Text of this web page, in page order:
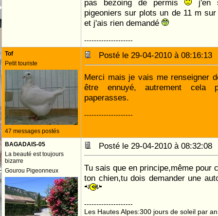
pas bezoing de permis
j'en
pigeoniers sur plots un de 11 m
et j'ais rien demandé
--------------------
Tof
Petit touriste
47 messages postés
Posté le 29-04-2010 à
Merci mais je vais me renseigner
être ennuyé, autrement cela
paperasses.
--------------------
BAGADAIS-05
La beauté est toujours
bizarre
Gourou Pigeonneux
Posté le 29-04-2010 à
Tu sais que en principe,même pour
ton chien,tu dois demander une
--------------------
Les Hautes Alpes:300 jours de soleil par an